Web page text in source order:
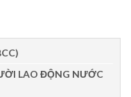
LAO ĐỘNG NƯỚC